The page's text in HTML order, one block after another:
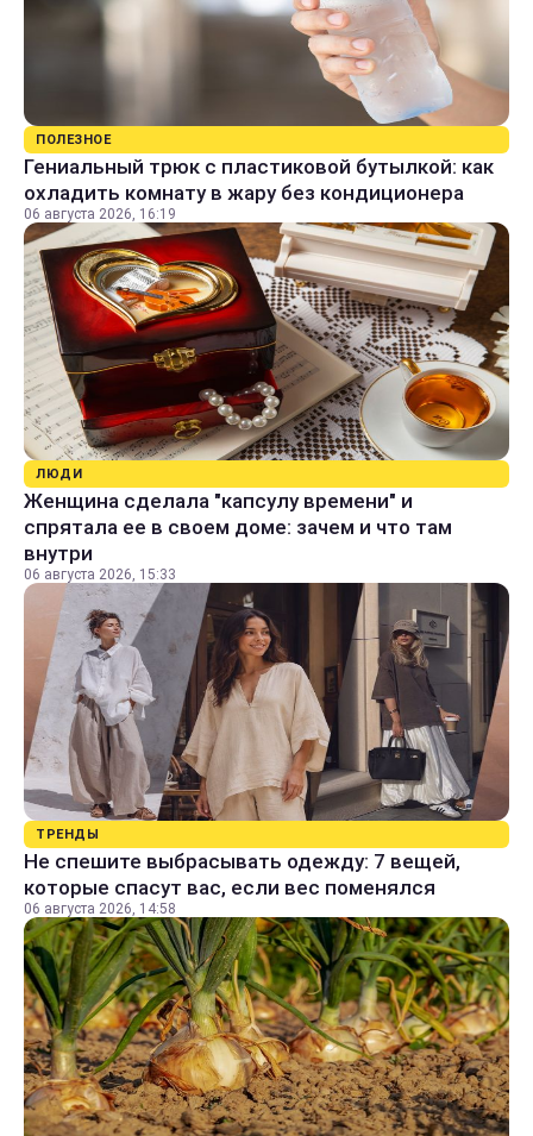
ПОЛЕЗНОЕ
Гениальный трюк с пластиковой бутылкой: как
охладить комнату в жару без кондиционера
06 августа 2026, 16:19
ЛЮДИ
Женщина сделала "капсулу времени" и
спрятала ее в своем доме: зачем и что там
внутри
06 августа 2026, 15:33
ТРЕНДЫ
Не спешите выбрасывать одежду: 7 вещей,
которые спасут вас, если вес поменялся
06 августа 2026, 14:58